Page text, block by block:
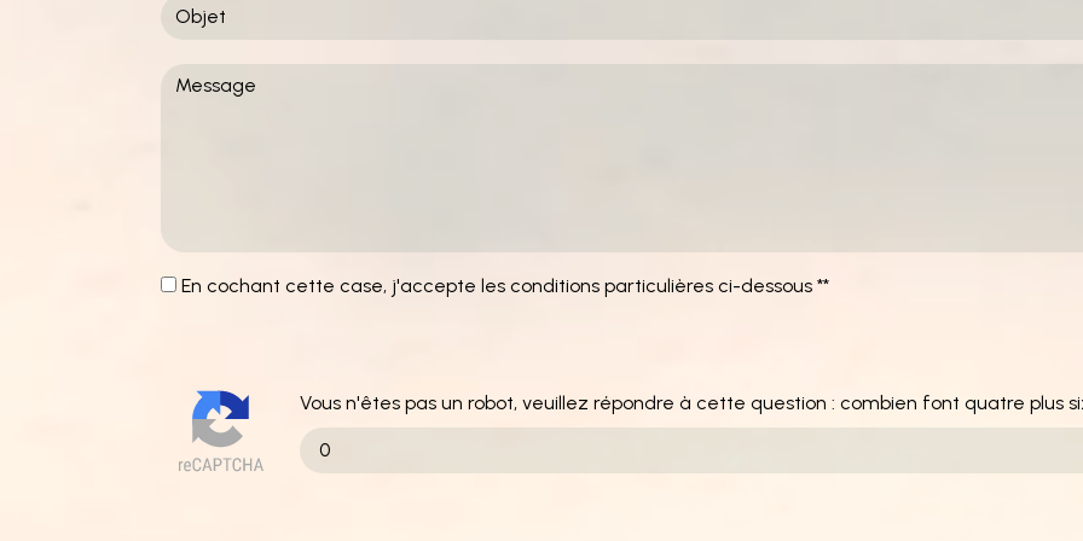
En cochant cette case, j'accepte les conditions particulières ci-dessous **
Vous n'êtes pas un robot, veuillez répondre à cette question : combien font quatre plus